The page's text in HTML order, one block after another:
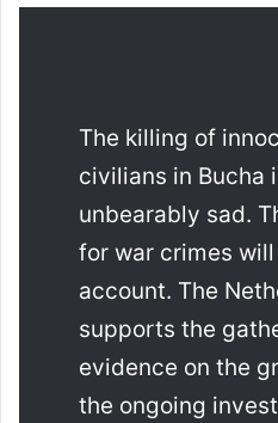
The killing of
civilians in Bucha
unbearably sad.
for war crimes
account. The
supports the
evidence on the
the ongoing